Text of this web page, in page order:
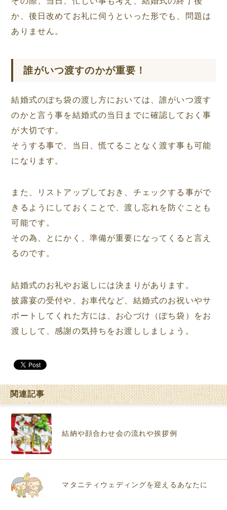
か、後日改めてお礼に伺うといった形でも、問題は
ありません。
誰がいつ渡すのかが重要！
結婚式のぽち袋の渡し方においては、誰がいつ渡す
のかと言う事を結婚式の当日までに確認しておく事
が大切です。
そうする事で、当日、慌てることなく渡す事も可能
になります。
また、リストアップしておき、チェックする事がで
きるようにしておくことで、渡し忘れを防ぐことも
可能です。
その為、とにかく、準備が重要になってくると言え
るのです。
結婚式のお礼やお返しには決まりがあります。
披露宴の受付や、お車代など、結婚式のお祝いやサ
ポートしてくれた方には、お心づけ（ぽち袋）をお
渡しして、感謝の気持ちをお渡ししましょう。
関連記事
結納や顔合わせ会の流れや挨拶例
マタニティウェディングを迎えるあなたに